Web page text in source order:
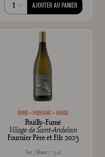
AJOUTER AU PANIER
ROND PUISSANT GARDE
Pouilly-Fumé
Village de Saint-Andelain
Fournier Père et Fils 2025
Sec Blanc 75 cl